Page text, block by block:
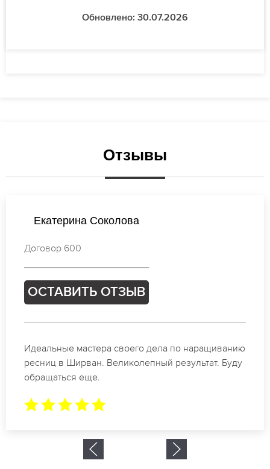
Обновлено: 30.07.2026
Отзывы
Татьяна Попова
Договор 645
ОСТАВИТЬ ОТЗЫВ
Спасибо огромное. Заказывала наращивание
ресниц в Ширван для мероприятия. За 2 часа все
было готово.